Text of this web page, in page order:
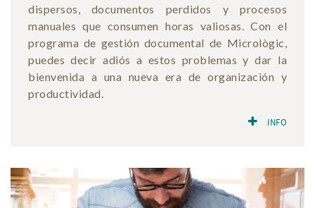
dispersos, documentos perdidos y procesos
manuales que consumen horas valiosas. Con el
programa de gestión documental de Micrològic,
puedes decir adiós a estos problemas y dar la
bienvenida a una nueva era de organización y
productividad.
INFO